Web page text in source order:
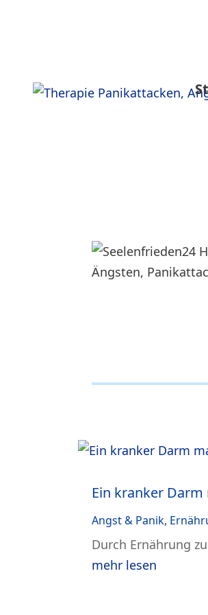
Ein kranker
Angst & Panik,
Durch Ernährung
mehr lesen